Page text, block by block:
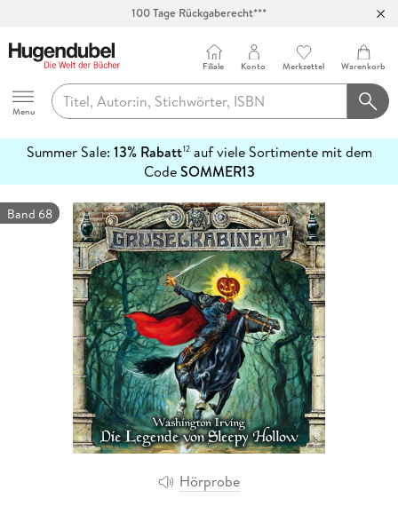
100 Tage Rückgaberecht***
Hugendubel
Menu
Filiale Konto Merkzettel Warenkorb
Summer Sale: 13% Rabatt12auf viele Sortimente mit dem
CodeSOMMER13
erfahren
Hörprobe
Band 68